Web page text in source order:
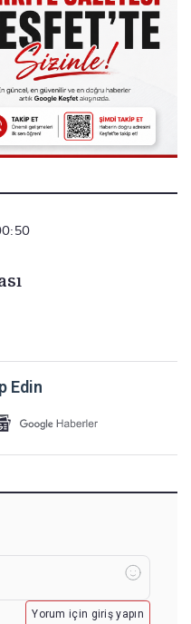
Edin
Yorum için giriş yapın